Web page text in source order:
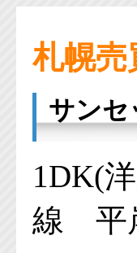
札幌売
サンセ
1DK(
線 平